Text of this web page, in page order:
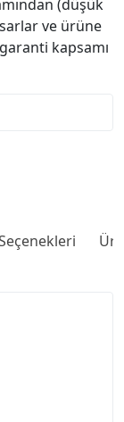
(düşük
ve ürüne
kapsamı